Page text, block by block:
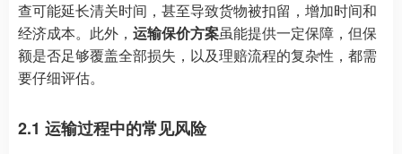
查可能延长清关时间，甚至导致货物被扣留，增加时间和
经济成本。此外， 运输保价方案虽能提供一定保障，但保
额是否足够覆盖全部损失，以及理赔流程的复杂性，都需
要仔细评估。
2.1 运输过程中的常见风险